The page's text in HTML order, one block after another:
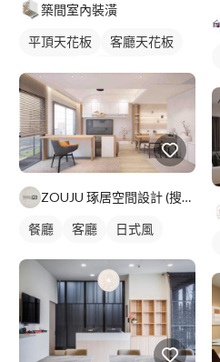
築間室內裝潢
平頂天花板
客廳天花板
吊燈
全室照明設計
客廳燈光設計
ZOUJU 琢居空間設計 (搜尋FB
餐廳 客廳 日式風